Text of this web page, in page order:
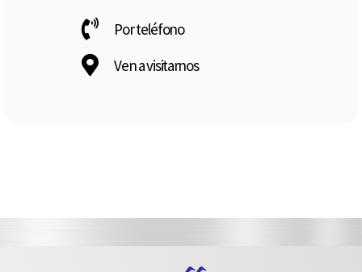
Por teléfono
Ven a visitarnos